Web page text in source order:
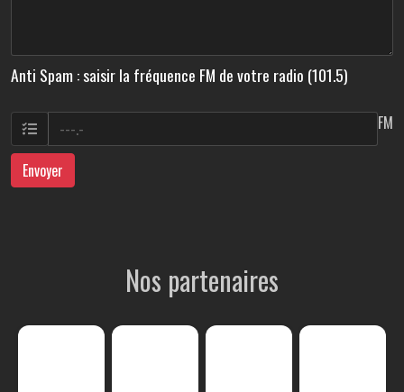
Anti Spam : saisir la fréquence FM de votre radio (101.5)
FM
Envoyer
Nos partenaires